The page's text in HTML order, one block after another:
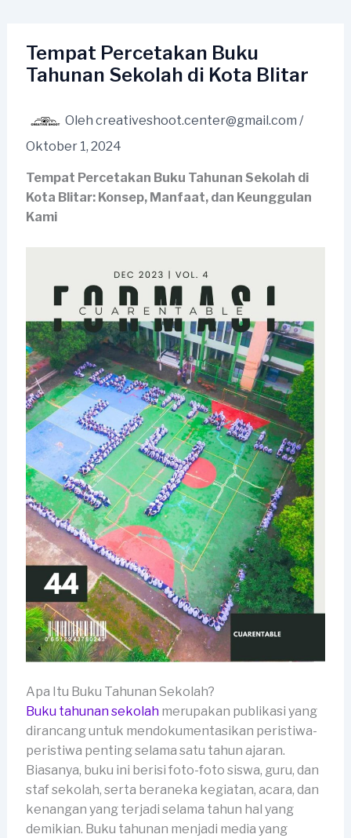
kontenTempat Percetakan Buku
Tahunan Sekolah di Kota Blitar
Oleh creativeshoot.center@gmail.com /
Oktober 1, 2024
Tempat Percetakan Buku Tahunan Sekolah di
Kota Blitar: Konsep, Manfaat, dan Keunggulan
Kami
Apa Itu Buku Tahunan Sekolah?
Buku tahunan sekolahmerupakan publikasi yang
dirancang untuk mendokumentasikan peristiwa-
peristiwa penting selama satu tahun ajaran.
Biasanya, buku ini berisi foto-foto siswa, guru, dan
staf sekolah, serta beraneka kegiatan, acara, dan
kenangan yang terjadi selama tahun hal yang
demikian. Buku tahunan menjadi media yang